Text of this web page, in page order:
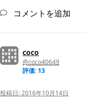
コメントを追加
coco
@coco40649
評価: 13
投稿日:2016年10月14日